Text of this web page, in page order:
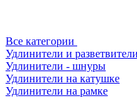
Все категории
Удлинители и разветвители
Удлинители - шнуры
Удлинители на катушке
Удлинители на рамке